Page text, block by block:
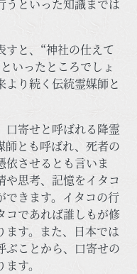
うといった知識までは
すと、“神社の仕えて
いったところでしょ
より続く伝統霊媒師と
口寄せと呼ばれる降霊
師とも呼ばれ、死者の
依させるとも言いま
や思考、記憶をイタコ
できます。イタコの行
コであれば誰しもが修
ます。また、日本では
ぶことから、口寄せの
す。